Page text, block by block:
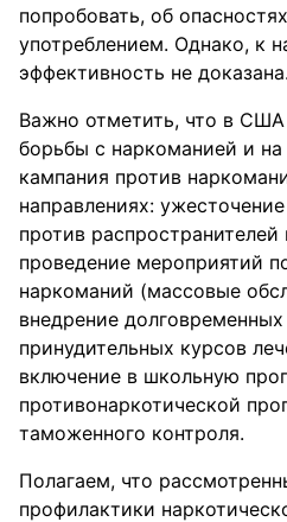
попробовать, об
употреблением. Однако, к
эффективность не доказана.
Важно отметить, что в
борьбы с наркоманией и
кампания против
направлениях:
против распространителей
проведение мероприятий
наркоманий (массовые
внедрение
принудительных курсов
включение в школьную
противонаркотической
таможенного контроля.
Полагаем, что
профилактики